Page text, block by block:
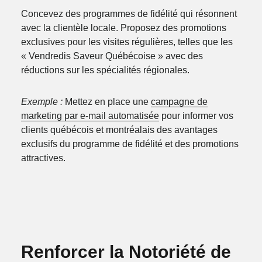
Concevez des programmes de fidélité qui résonnent
avec la clientèle locale. Proposez des promotions
exclusives pour les visites régulières, telles que les
« Vendredis Saveur Québécoise » avec des
réductions sur les spécialités régionales.
Exemple :Mettez en place une campagne de
marketing par e-mail automatiséepour informer vos
clients québécois et montréalais des avantages
exclusifs du programme de fidélité et des promotions
attractives.
Renforcer la Notoriété de